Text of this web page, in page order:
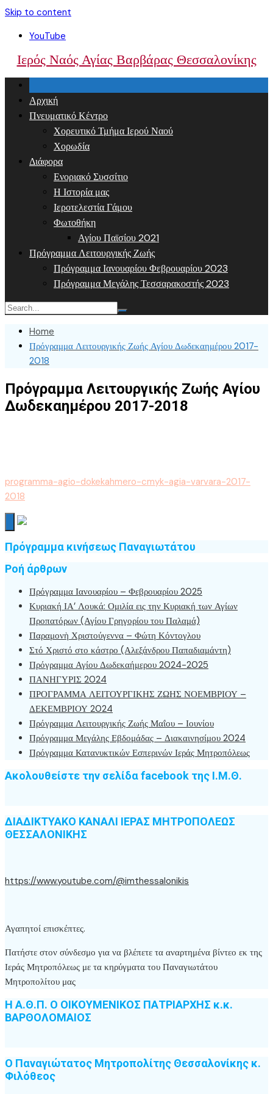
Skip to content
YouTube
Ιερός Ναός Αγίας Βαρβάρας Θεσσαλονίκης
Αρχική
Πνευματικό Κέντρο
Χορευτικό Τμήμα Ιερού Ναού
Χορωδία
Διάφορα
Ενοριακό Συσσίτιο
Η Ιστορία μας
Ιεροτελεστία Γάμου
Φωτοθήκη
Αγίου Παϊσίου 2021
Πρόγραμμα Λειτουργικής Ζωής
Πρόγραμμα Ιανουαρίου Φεβρουαρίου 2023
Πρόγραμμα Μεγάλης Τεσσαρακοστής 2023
Home
Πρόγραμμα Λειτουργικής Ζωής Αγίου Δωδεκαημέρου 2017-
2018
Πρόγραμμα Λειτουργικής Ζωής Αγίου
Δωδεκαημέρου 2017-2018
programma-agio-dokekahmero-cmyk-agia-varvara-2017-
2018
Πρόγραμμα κινήσεως Παναγιωτάτου
Ροή άρθρων
Πρόγραμμα Ιανουαρίου – Φεβρουαρίου 2025
Κυριακή ΙΑ’ Λουκά: Ομιλία εις την Κυριακή των Αγίων
Προπατόρων (Αγίου Γρηγορίου του Παλαμά)
Παραμονὴ Χριστούγεννα – Φώτη Κόντογλου
Στό Χριστό στο κάστρο (Αλεξάνδρου Παπαδιαμάντη)
Πρόγραμμα Αγίου Δωδεκαήμερου 2024-2025
ΠΑΝΗΓΥΡΙΣ 2024
ΠΡΟΓΡΑΜΜΑ ΛΕΙΤΟΥΡΓΙΚΗΣ ΖΩΗΣ ΝΟΕΜΒΡΙΟΥ –
ΔΕΚΕΜΒΡΙΟΥ 2024
Πρόγραμμα Λειτουργικής Ζωής Μαΐου – Ιουνίου
Πρόγραμμα Μεγάλης Εβδομάδας – Διακαινησίμου 2024
Πρόγραμμα Κατανυκτικών Εσπερινών Ιεράς Μητροπόλεως
Ακολουθείστε την σελίδα facebook της Ι.Μ.Θ.
ΔΙΑΔΙΚΤΥΑΚΟ ΚΑΝΑΛΙ ΙΕΡΑΣ ΜΗΤΡΟΠΟΛΕΩΣ
ΘΕΣΣΑΛΟΝΙΚΗΣ
https://www.youtube.com/@imthessalonikis
Αγαπητοί επισκέπτες.
Πατήστε στον σύνδεσμο για να βλέπετε τα αναρτημένα βίντεο εκ της
Ιεράς Μητροπόλεως με τα κηρύγματα του Παναγιωτάτου
Μητροπολίτου μας
Η Α.Θ.Π. Ο ΟΙΚΟΥΜΕΝΙΚΟΣ ΠΑΤΡΙΑΡΧΗΣ κ.κ.
ΒΑΡΘΟΛΟΜΑΙΟΣ
Ο Παναγιώτατος Μητροπολίτης Θεσσαλονίκης κ.
Φιλόθεος